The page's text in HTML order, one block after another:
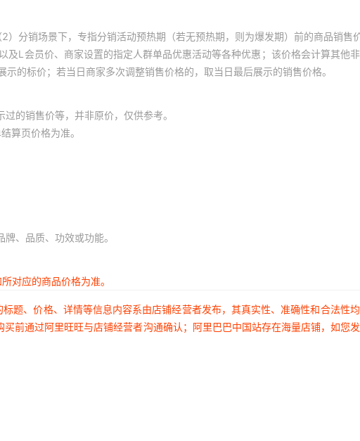
分销场景下，专指分销活动预热期（若无预热期，则为爆发期）前的商品销售
L会员价、商家设置的指定人群单品优惠活动等各种优惠；该价格会计算其他
的标价；若当日商家多次调整销售价格的，取当日最后展示的销售价格。
的销售价等，并非原价，仅供参考。
算页价格为准。
、品质、功效或功能。
对应的商品价格为准。
题、价格、详情等信息内容系由店铺经营者发布，其真实性、准确性和合法性
前通过阿里旺旺与店铺经营者沟通确认；阿里巴巴中国站存在海量店铺，如您